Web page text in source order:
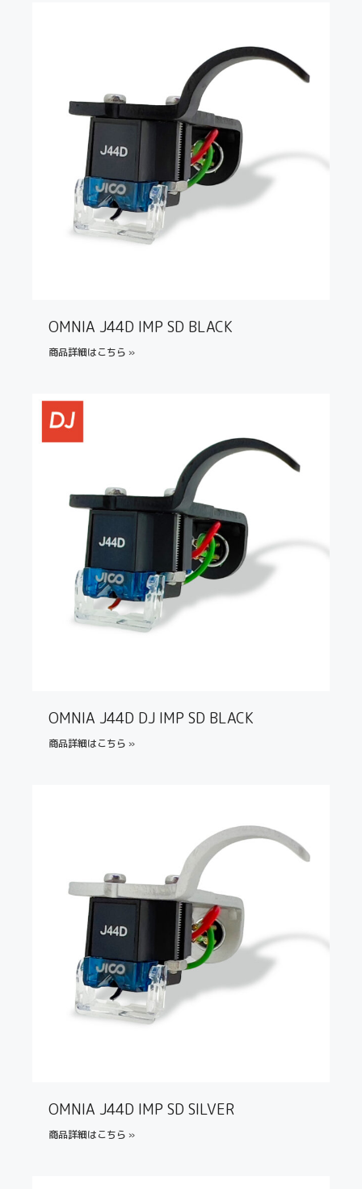
OMNIA J44D IMP SD BLACK
商品詳細はこちら »
OMNIA J44D DJ IMP SD BLACK
商品詳細はこちら »
OMNIA J44D IMP SD SILVER
商品詳細はこちら »